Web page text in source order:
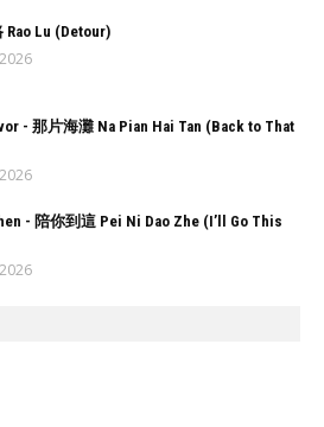
Lu (Detour)
- 那片海灘 Na Pian Hai Tan (Back to That
- 陪你到這 Pei Ni Dao Zhe (I’ll Go This